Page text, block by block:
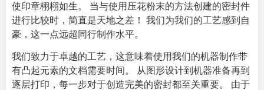
使印章栩栩如生。 当与使用压花粉末的方法创建的密封件
进行比较时，简直是天地之差！ 我们为我们的工艺感到自
豪，这一点远超同行制作水平。
我们致力于卓越的工艺，这意味着使用我们的机器制作带
有凸起元素的文档需要时间。 从图形设计到机器准备再到
逐层打印，每一步对于创造完美的密封都至关重要。 由于